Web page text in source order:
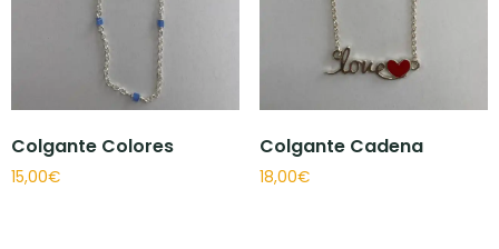
Colgante Colores
15,00€
Colgante Cadena
18,00€